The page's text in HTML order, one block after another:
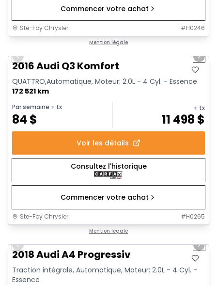
Commencer votre achat
Ste-Foy Chrysler #H0246
Mention légale
Previous slide Next
2016 Audi Q3 Komfort
QUATTRO,Automatique, Moteur: 2.0L - 4 Cyl. - Essence
172 521 km
Par semaine + tx
84 $
+ tx
11 498 $
Voir les détails
Consultez l'historique
Commencer votre achat
Ste-Foy Chrysler #H0265
Mention légale
Previous slide Next
2018 Audi A4 Progressiv
Traction intégrale, Automatique, Moteur: 2.0L - 4 Cyl. -
Essence